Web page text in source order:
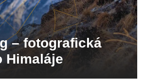
– fotografická
Himaláje